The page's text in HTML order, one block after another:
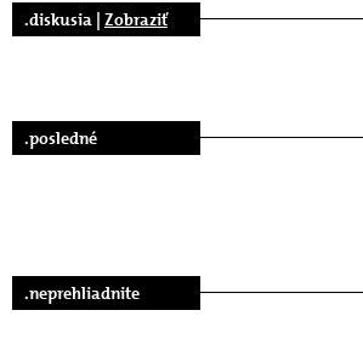
.diskusia | Zobraziť
.posledné
.neprehliadnite